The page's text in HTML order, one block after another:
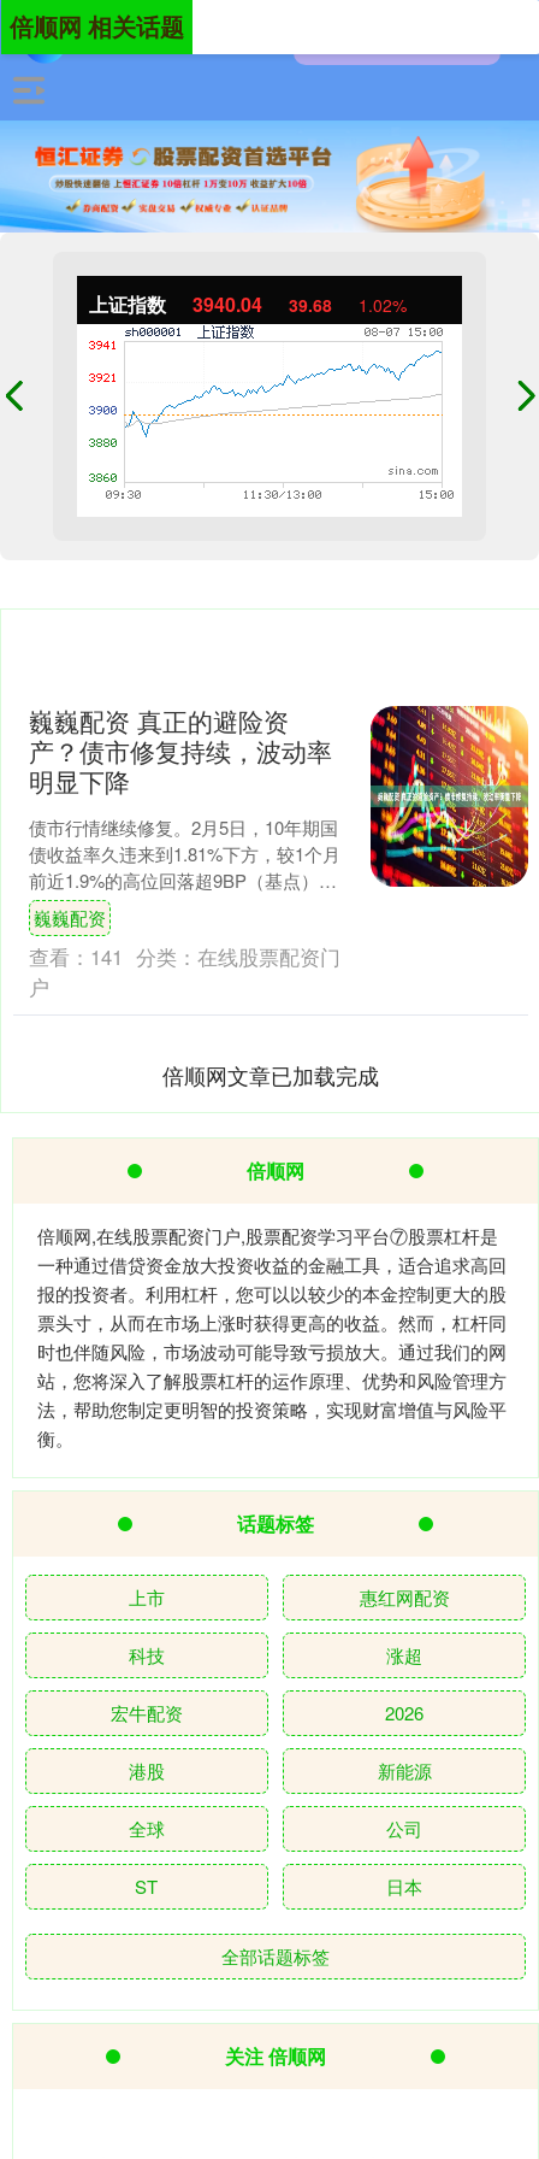
上证指数 3940.04 39.68 1.02%
倍顺网 相关话题
巍巍配资 真正的避险资
产？债市修复持续，波动率
明显下降
债市行情继续修复。2月5日，10年期国
债收益率久违来到1.81%下方，较1个月
前近1.9%的高位回落超9BP（基点）；
30年期国债收益率近日也在缓慢下行当
中。 ....
巍巍配资
查看： 141 分类： 在线股票配资门
户
倍顺网文章已加载完成
倍顺网
倍顺网,在线股票配资门户,股票配资学习平台⑦股票杠杆是
一种通过借贷资金放大投资收益的金融工具，适合追求高回
报的投资者。利用杠杆，您可以以较少的本金控制更大的股
票头寸，从而在市场上涨时获得更高的收益。然而，杠杆同
时也伴随风险，市场波动可能导致亏损放大。通过我们的网
站，您将深入了解股票杠杆的运作原理、优势和风险管理方
法，帮助您制定更明智的投资策略，实现财富增值与风险平
衡。
话题标签
上市 惠红网配资
科技 涨超
宏牛配资 2026
港股 新能源
全球 公司
ST 日本
全部话题标签
关注 倍顺网